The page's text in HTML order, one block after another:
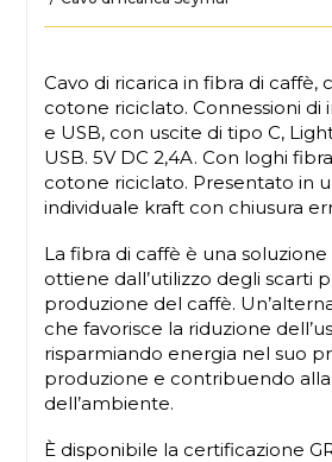
Cavo di ricarica in fibra di caffè,
cotone riciclato. Connessioni di
e USB, con uscite di tipo C,
USB. 5V DC 2,4A. Con loghi
cotone riciclato. Presentato in
individuale kraft con chiusura
La fibra di caffè è una
ottiene dall’utilizzo degli scarti
produzione del caffè.
che favorisce la riduzione
risparmiando energia nel suo
produzione e contribuendo
dell’ambiente.
È disponibile la certificazione